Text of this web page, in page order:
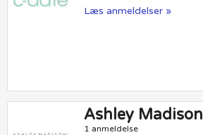
Læs anmeldelser »
Ashley Madison
1 anmeldelse